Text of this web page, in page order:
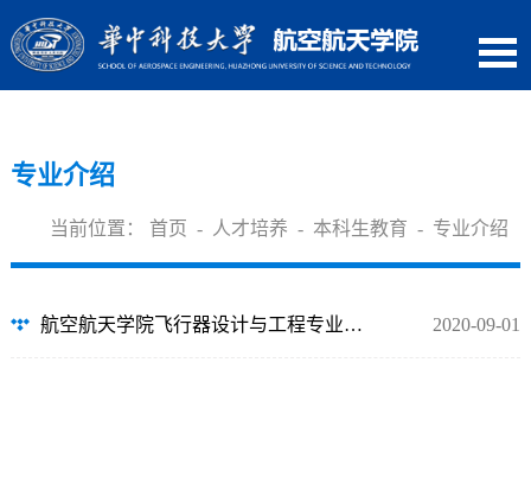
专业介绍
当前位置： 首页 - 人才培养 - 本科生教育 - 专业介绍
航空航天学院飞行器设计与工程专业介绍 2020-09-01